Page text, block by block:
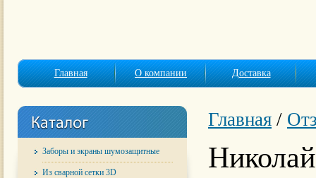
Главная О компании Доставка
Заборы и экраны шумозащитные
Из сварной сетки 3D
Главная /